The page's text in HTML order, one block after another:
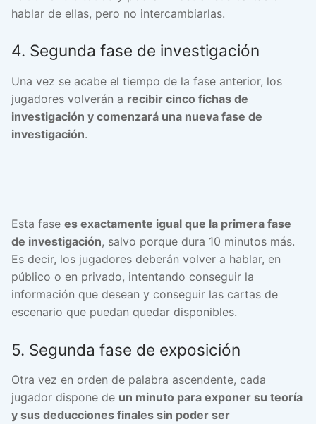
hablar de ellas, pero no intercambiarlas.
4. Segunda fase de investigación
Una vez se acabe el tiempo de la fase anterior, los
jugadores volverán a recibir cinco fichas de
investigación y comenzará una nueva fase de
investigación.
Esta fase es exactamente igual que la primera fase
de investigación, salvo porque dura 10 minutos más.
Es decir, los jugadores deberán volver a hablar, en
público o en privado, intentando conseguir la
información que desean y conseguir las cartas de
escenario que puedan quedar disponibles.
5. Segunda fase de exposición
Otra vez en orden de palabra ascendente, cada
jugador dispone de un minuto para exponer su teoría
y sus deducciones finales sin poder ser